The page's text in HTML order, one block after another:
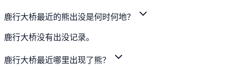
鹿行大桥最近的熊出没是何时何地？
鹿行大桥没有出没记录。
鹿行大桥最近哪里出现了熊？